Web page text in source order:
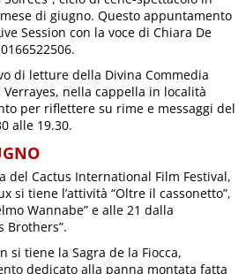
di giugno. Questo appuntamento
Session con la voce di Chiara De
di letture della Divina Commedia
Verrayes, nella cappella in località
per riflettere su rime e messaggi del
alle 19.30.
del Cactus International Film Festival,
si tiene l’attività “Oltre il cassonetto”,
Wannabe” e alle 21 dalla
Brothers”.
si tiene la Sagra de la Fiocca,
dedicato alla panna montata fatta